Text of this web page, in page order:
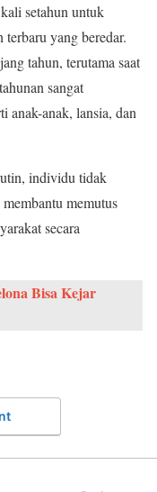
setahun untuk
yang beredar.
tahun, terutama saat
sangat
anak-anak, lansia, dan
individu tidak
memutus
secara
Bisa Kejar